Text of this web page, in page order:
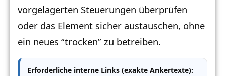
vorgelagerten Steuerungen überprüfen
oder das Element sicher austauschen, ohne
ein neues “trocken” zu betreiben.
Erforderliche interne Links (exakte Ankertexte):